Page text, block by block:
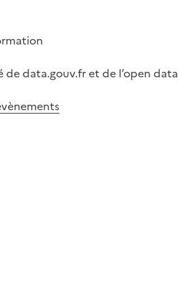
de data.gouv.fr et de l’open